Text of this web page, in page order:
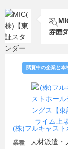
雰囲
閲覧中の企業と本
業種 人材派遣・